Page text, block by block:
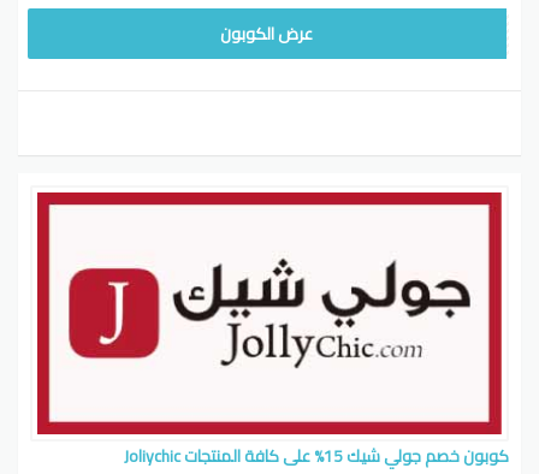
عرض الكوبون
كوبون خصم جولي شيك 15% على كافة المنتجات Joliychic